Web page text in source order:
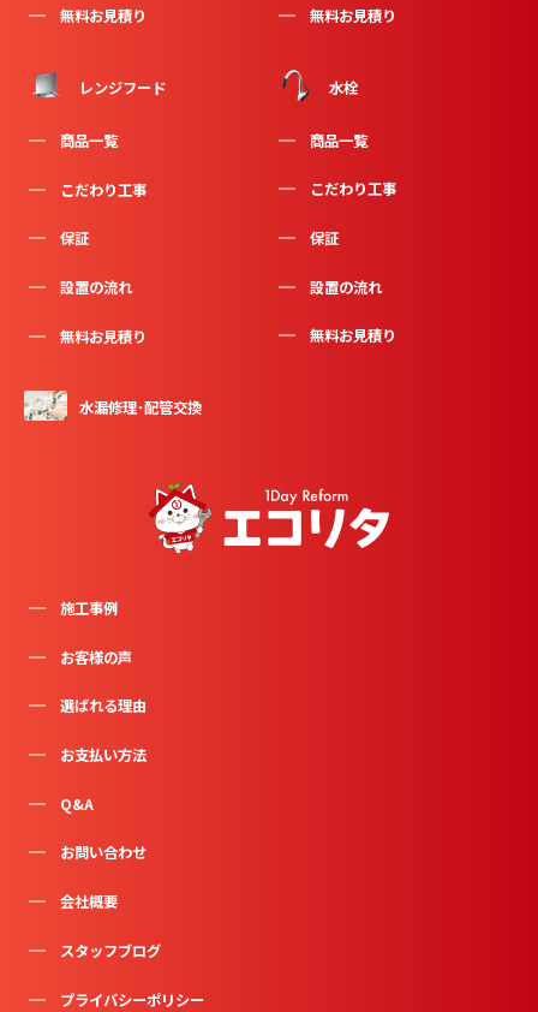
施工事例
お客様の声
選ばれる理由
お支払い方法
Q&A
お問い合わせ
会社概要
スタッフブログ
プライバシーポリシー
無料お見積り 無料お見積り
レンジフード
商品一覧
こだわり工事
保証
設置の流れ
無料お見積り
水栓
商品一覧
こだわり工事
保証
設置の流れ
無料お見積り
水漏修理･配管交換